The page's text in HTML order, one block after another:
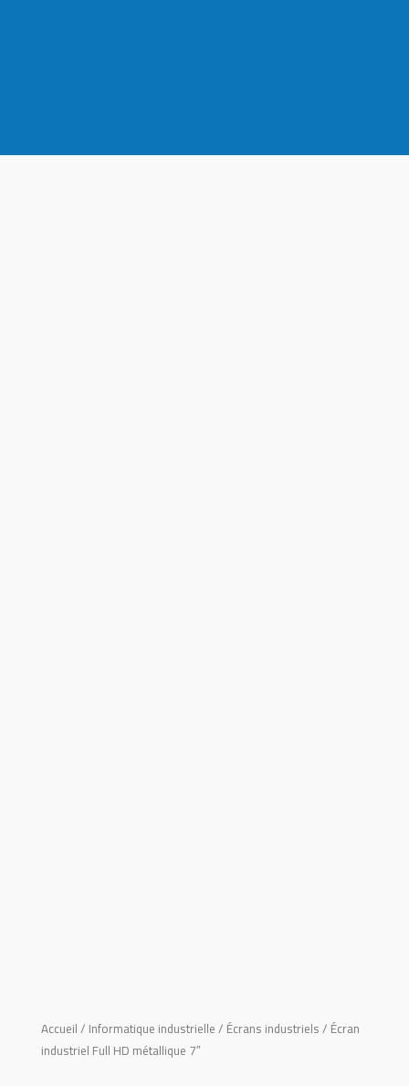
Accueil / Informatique industrielle / Écrans industriels / Écran
industriel Full HD métallique 7″